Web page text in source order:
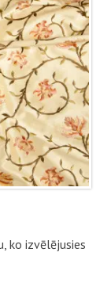
ko izvēlējusies